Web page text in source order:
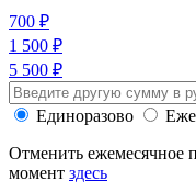
700 ₽
1 500 ₽
5 500 ₽
Единоразово
Отменить ежемесячное
момент здесь